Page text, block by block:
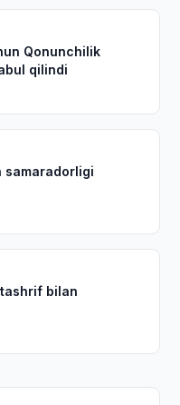
Qonunchilik
qilindi
samaradorligi
bilan